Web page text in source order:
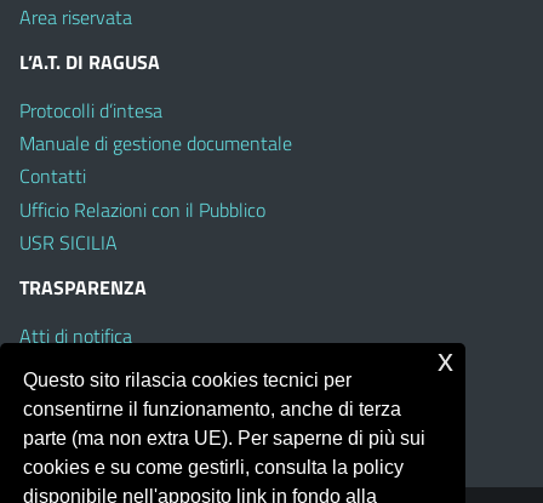
Area riservata
L’A.T. DI RAGUSA
Protocolli d’intesa
Manuale di gestione documentale
Contatti
Ufficio Relazioni con il Pubblico
USR SICILIA
TRASPARENZA
Atti di notifica
Albo on line
Amministrazione Trasparente
Obiettivi di Accessibilità
Questo sito rilascia cookies tecnici per
consentirne il funzionamento, anche di terza
parte (ma non extra UE). Per saperne di più sui
cookies e su come gestirli, consulta la policy
disponibile nell'apposito link in fondo alla
x